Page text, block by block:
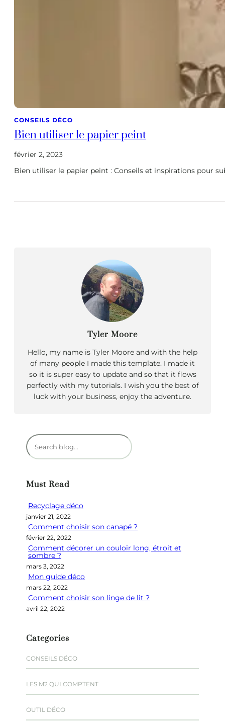
CONSEILS DÉCO
Bien utiliser le papier peint
février 2, 2023
Bien utiliser le papier peint : Conseils et inspirations pour
Tyler Moore
Hello, my name is Tyler Moore and with the help
of many people I made this template. I made it
so it is super easy to update and so that it flows
perfectly with my tutorials. I wish you the best of
luck with your business, enjoy the adventure.
R
e
e
c
h
e
Must Read
Recyclage déco
janvier 21, 2022
Comment choisir son canapé ?
février 22, 2022
Comment décorer un couloir long, étroit et
sombre ?
mars 3, 2022
Mon guide déco
mars 22, 2022
Comment choisir son linge de lit ?
avril 22, 2022
Categories
CONSEILS DÉCO
LES M2 QUI COMPTENT
OUTIL DÉCO